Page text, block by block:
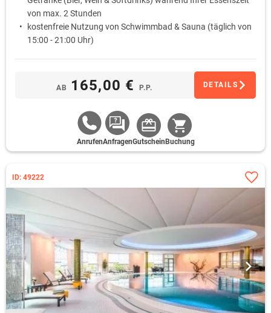
Freizeitpark Fort Funnahe Bestwig, ist mit seinen 75 Hektar und
etwa 40 Attraktionen häufig Anziehungspunkt einer Familienreise ins
Sauerland.
von max. 2 Stunden
kostenfreie Nutzung von Schwimmbad & Sauna (täglich von
15:00 - 21:00 Uhr)
AB 165,00 € P.P. DETAILS
AnrufenAnfragenGutschein Buchung
ID: 49222